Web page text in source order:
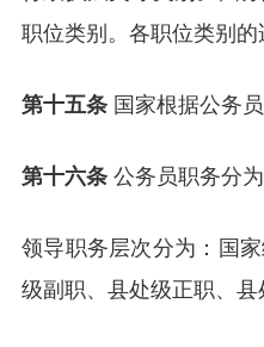
职位类别。各职位类别的
第十五条国家根据公务
第十六条公务员职务分为
领导职务层次分为：国
级副职、县处级正职、